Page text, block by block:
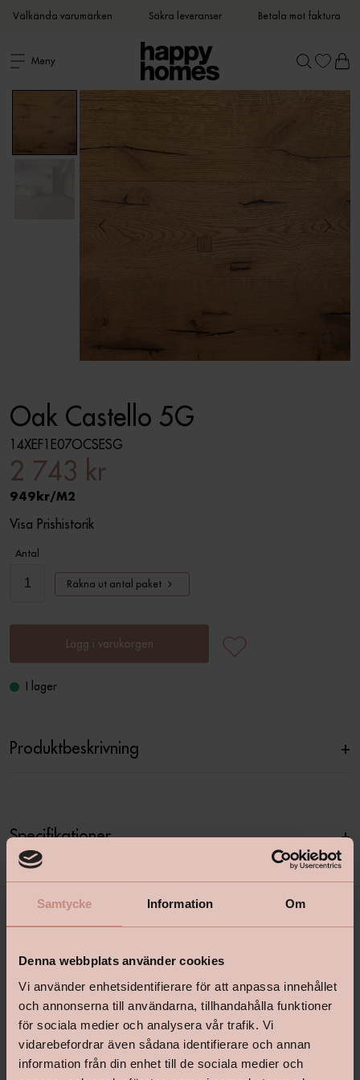
Samtycke Information Om
Denna webbplats använder cookies
Vi använder enhetsidentifierare för att anpassa innehållet
och annonserna till användarna, tillhandahålla funktioner
för sociala medier och analysera vår trafik. Vi
vidarebefordrar även sådana identifierare och annan
information från din enhet till de sociala medier och
Välkända varumärken Säkra leveranser Betala mot faktura
Meny
Oak Castello 5G
14XEF1E07OCSESG
2 743 kr
949 M2
Visa Prishistorik
Antal
Räkna ut antal paket
Lägg i varukorgen
I lager
Produktbeskrivning +
Specifikationer +
shop@happyhomes.se
Vanliga frågor & svar